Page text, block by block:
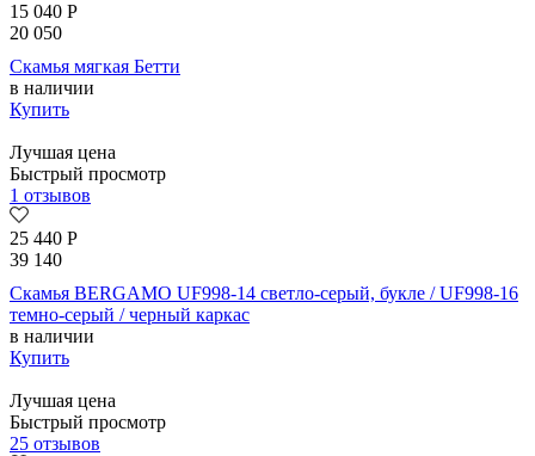
15 040 Р
20 050
Скамья мягкая Бетти
в наличии
Купить
Лучшая цена
Быстрый просмотр
1 отзывов
25 440 Р
39 140
Скамья BERGAMO UF998-14 светло-серый, букле / UF998-16
темно-серый / черный каркас
в наличии
Купить
Лучшая цена
Быстрый просмотр
25 отзывов